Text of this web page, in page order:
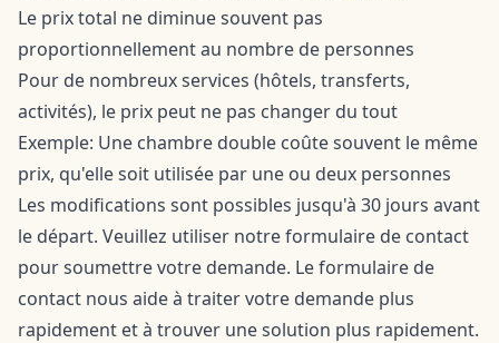
Le prix total ne diminue souvent pas
proportionnellement au nombre de personnes
Pour de nombreux services (hôtels, transferts,
activités), le prix peut ne pas changer du tout
Exemple: Une chambre double coûte souvent le même
prix, qu'elle soit utilisée par une ou deux personnes
Les modifications sont possibles jusqu'à 30 jours avant
le départ. Veuillez utiliser notreformulaire de contact
pour soumettre votre demande. Le formulaire de
contact nous aide à traiter votre demande plus
rapidement et à trouver une solution plus rapidement.